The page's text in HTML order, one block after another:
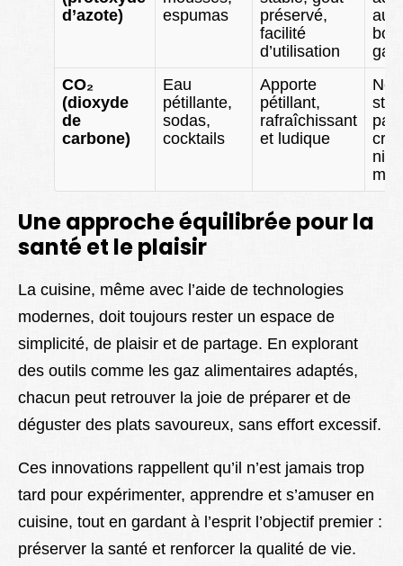
d’azote)
espumas
préservé,
facilité
d’utilisation
aux
CO₂
(dioxyde
de
carbone)
Eau
pétillante,
sodas,
cocktails
Apporte
pétillant,
rafraîchissant
et ludique
Ne
pas
ni
Une approche équilibrée pour la
santé et le plaisir
La cuisine, même avec l’aide de technologies
modernes, doit toujours rester un espace de
simplicité, de plaisir et de partage. En explorant
des outils comme les gaz alimentaires adaptés,
chacun peut retrouver la joie de préparer et de
déguster des plats savoureux, sans effort excessif.
Ces innovations rappellent qu’il n’est jamais trop
tard pour expérimenter, apprendre et s’amuser en
cuisine, tout en gardant à l’esprit l’objectif premier :
préserver la santé et renforcer la qualité de vie.